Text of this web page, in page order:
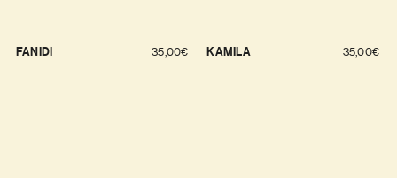
FANIDI 35,00€ KAMILA 35,00€